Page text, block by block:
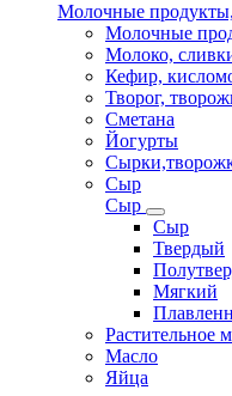
Молочные
Молочные
Молоко,
Кефир,
Творог,
Сметана
Йогурты
Сыр
Сыр
Сыр
Твердый
Мягкий
Растительное
Масло
Яйца